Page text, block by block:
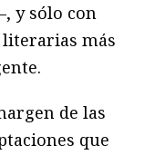
y sólo con
más
de las
que